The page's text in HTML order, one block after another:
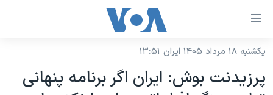
لینکهای
دسترسی
جهش
بهنسخه سبک وب‌سایت
یکشنبه ۱۸ مرداد ۱۴۰۵ ایران ۱۳:۵۱
پرزيدنت بوش: ايران اگر برنامه پنهانی